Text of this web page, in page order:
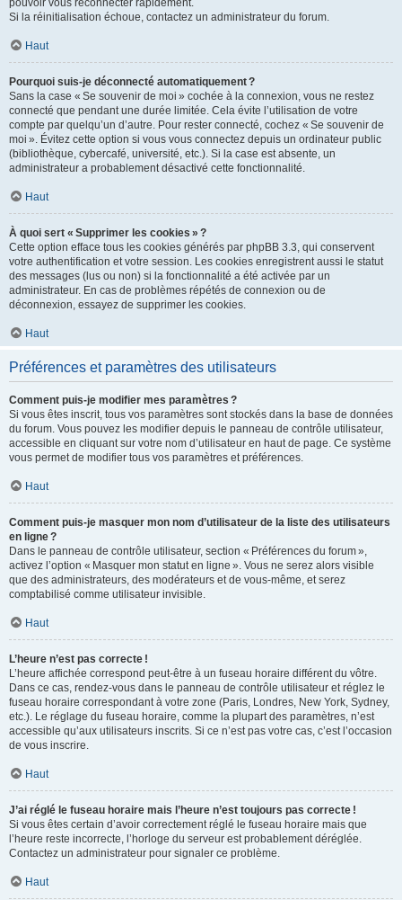
pouvoir vous reconnecter rapidement.
Si la réinitialisation échoue, contactez un administrateur du forum.
Haut
Pourquoi suis-je déconnecté automatiquement ?
Sans la case « Se souvenir de moi » cochée à la connexion, vous ne restez
connecté que pendant une durée limitée. Cela évite l’utilisation de votre
compte par quelqu’un d’autre. Pour rester connecté, cochez « Se souvenir de
moi ». Évitez cette option si vous vous connectez depuis un ordinateur public
(bibliothèque, cybercafé, université, etc.). Si la case est absente, un
administrateur a probablement désactivé cette fonctionnalité.
Haut
À quoi sert « Supprimer les cookies » ?
Cette option efface tous les cookies générés par phpBB 3.3, qui conservent
votre authentification et votre session. Les cookies enregistrent aussi le statut
des messages (lus ou non) si la fonctionnalité a été activée par un
administrateur. En cas de problèmes répétés de connexion ou de
déconnexion, essayez de supprimer les cookies.
Haut
Préférences et paramètres des utilisateurs
Comment puis-je modifier mes paramètres ?
Si vous êtes inscrit, tous vos paramètres sont stockés dans la base de données
du forum. Vous pouvez les modifier depuis le panneau de contrôle utilisateur,
accessible en cliquant sur votre nom d’utilisateur en haut de page. Ce système
vous permet de modifier tous vos paramètres et préférences.
Haut
Comment puis-je masquer mon nom d’utilisateur de la liste des utilisateurs
en ligne ?
Dans le panneau de contrôle utilisateur, section « Préférences du forum »,
activez l’option « Masquer mon statut en ligne ». Vous ne serez alors visible
que des administrateurs, des modérateurs et de vous-même, et serez
comptabilisé comme utilisateur invisible.
Haut
L’heure n’est pas correcte !
L’heure affichée correspond peut-être à un fuseau horaire différent du vôtre.
Dans ce cas, rendez-vous dans le panneau de contrôle utilisateur et réglez le
fuseau horaire correspondant à votre zone (Paris, Londres, New York, Sydney,
etc.). Le réglage du fuseau horaire, comme la plupart des paramètres, n’est
accessible qu’aux utilisateurs inscrits. Si ce n’est pas votre cas, c’est l’occasion
de vous inscrire.
Haut
J’ai réglé le fuseau horaire mais l’heure n’est toujours pas correcte !
Si vous êtes certain d’avoir correctement réglé le fuseau horaire mais que
l’heure reste incorrecte, l’horloge du serveur est probablement déréglée.
Contactez un administrateur pour signaler ce problème.
Haut